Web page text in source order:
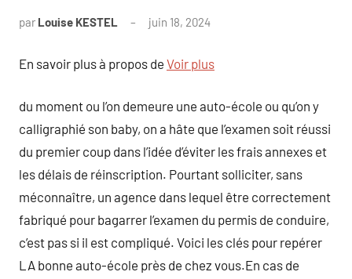
par Louise KESTEL juin 18, 2024
En savoir plus à propos de Voir plus
du moment ou l’on demeure une auto-école ou qu’on y
calligraphié son baby, on a hâte que l’examen soit réussi
du premier coup dans l’idée d’éviter les frais annexes et
les délais de réinscription. Pourtant solliciter, sans
méconnaître, un agence dans lequel être correctement
fabriqué pour bagarrer l’examen du permis de conduire,
c’est pas si il est compliqué. Voici les clés pour repérer
LA bonne auto-école près de chez vous.En cas de